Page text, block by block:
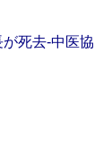
死去‐中医協